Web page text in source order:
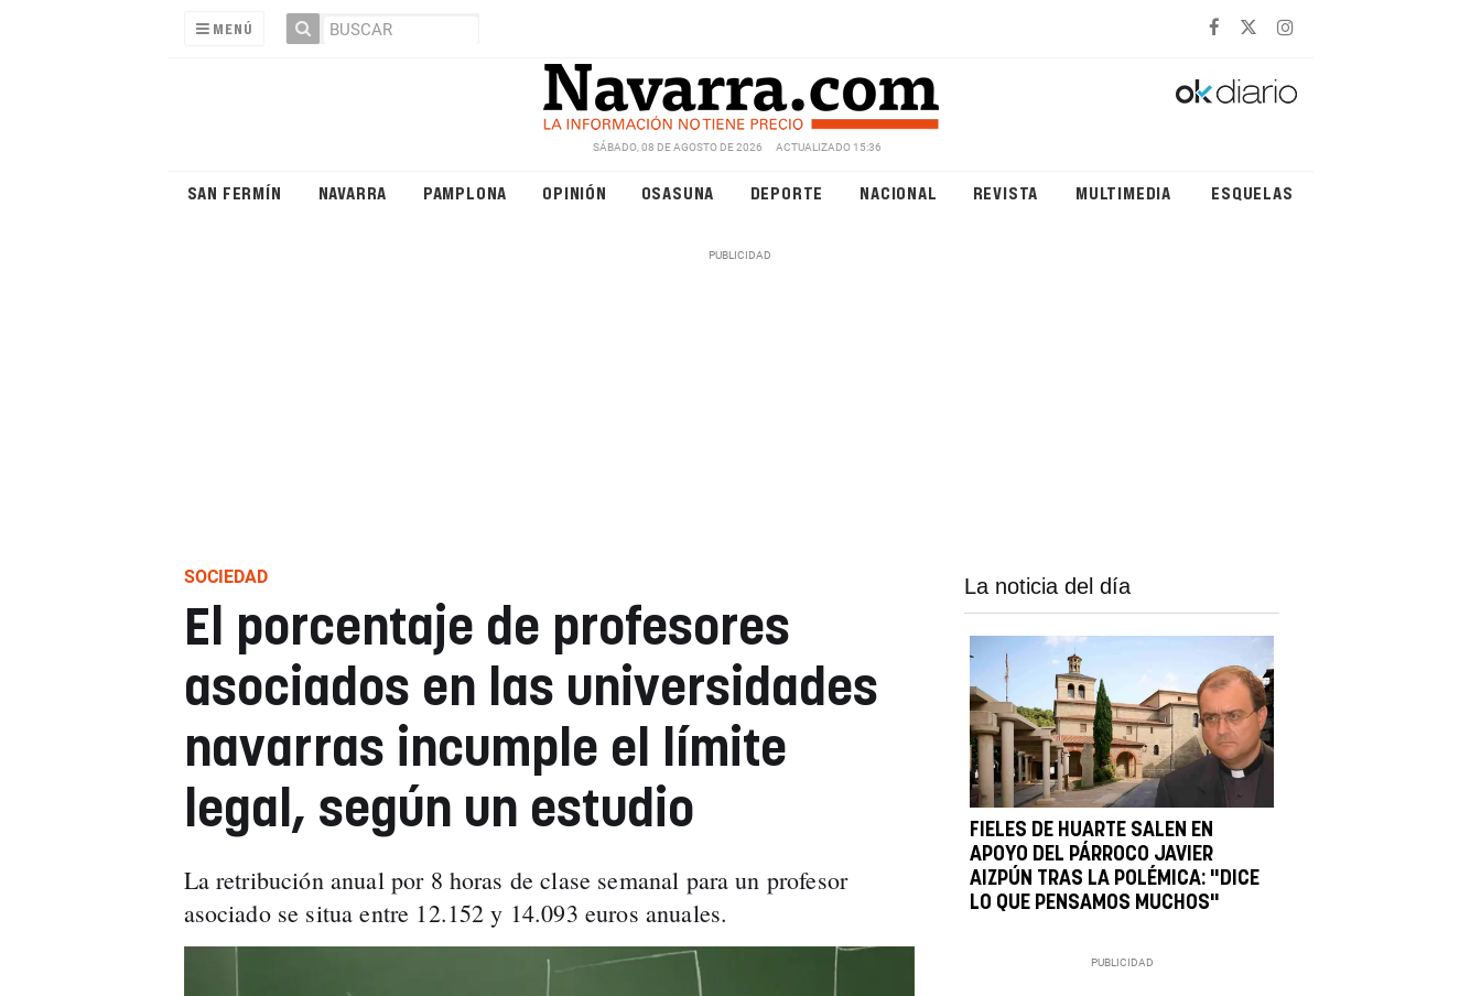
MENÚ
SÁBADO, 08 DE AGOSTO DE 2026 ACTUALIZADO 15:36
SAN FERMÍN NAVARRA PAMPLONA OPINIÓN OSASUNA DEPORTE NACIONAL REVISTA MULTIMEDIA ESQUELAS
SOCIEDAD
El porcentaje de profesores
asociados en las universidades
navarras incumple el límite
legal, según un estudio
La retribución anual por 8 horas de clase semanal para un profesor
asociado se situa entre 12.152 y 14.093 euros anuales.
La noticia del día
FIELES DE HUARTE SALEN EN
APOYO DEL PÁRROCO JAVIER
AIZPÚN TRAS LA POLÉMICA: "DICE
LO QUE PENSAMOS MUCHOS"